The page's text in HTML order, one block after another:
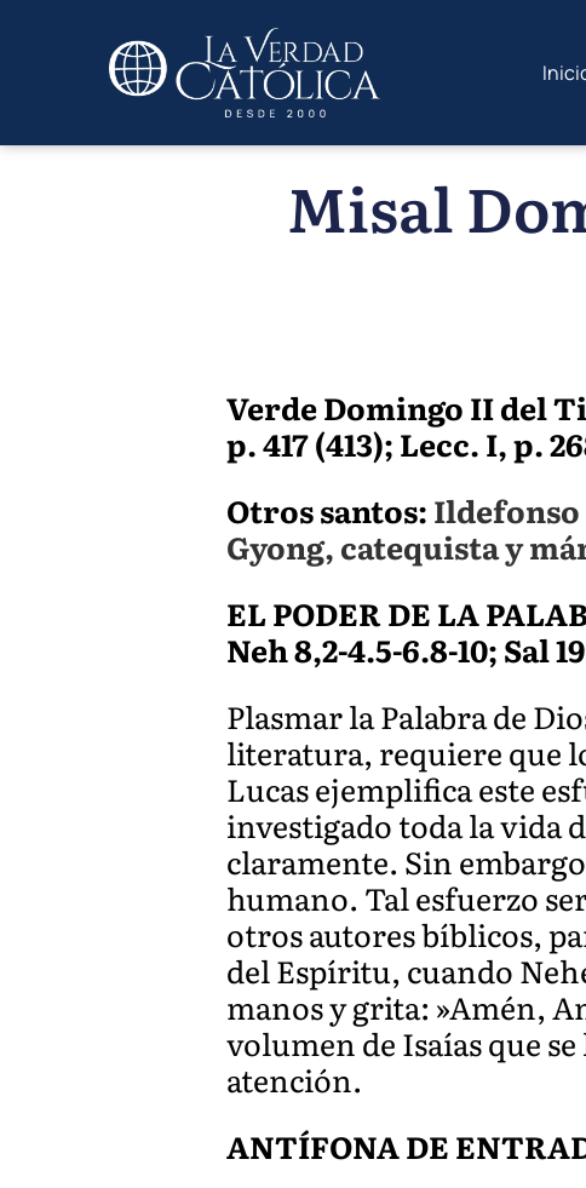
Misal
Verde Domingo II del
p. 417 (413); Lecc. I, p.
Otros santos:Ildefonso
Gyong, catequista y
EL PODER DE LA
Neh 8,2-4.5-6.8-10; Sal
Plasmar la Palabra de
literatura, requiere que
Lucas ejemplifica este
investigado toda la vida
claramente. Sin
humano. Tal esfuerzo
otros autores bíblicos,
del Espíritu, cuando
manos y grita: »Amén,
volumen de Isaías que
atención.
ANTÍFONA DE